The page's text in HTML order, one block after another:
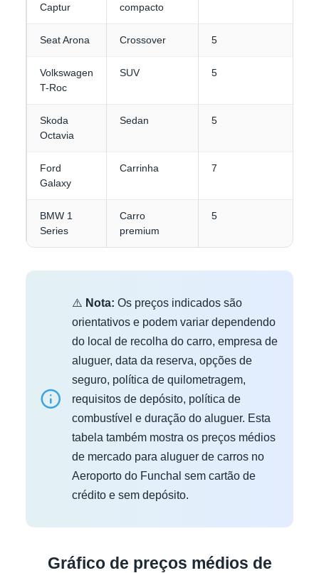
Captur
compacto
Seat Arona Crossover 5
Volkswagen
T-Roc
SUV 5
Skoda
Octavia
Sedan 5
Ford
Galaxy
Carrinha 7
BMW 1
Series
Carro
premium
5
⚠️ Nota: Os preços indicados são
orientativos e podem variar dependendo
do local de recolha do carro, empresa de
aluguer, data da reserva, opções de
seguro, política de quilometragem,
requisitos de depósito, política de
combustível e duração do aluguer. Esta
tabela também mostra os preços médios
de mercado para aluguer de carros no
Aeroporto do Funchal sem cartão de
crédito e sem depósito.
Gráfico de preços médios de